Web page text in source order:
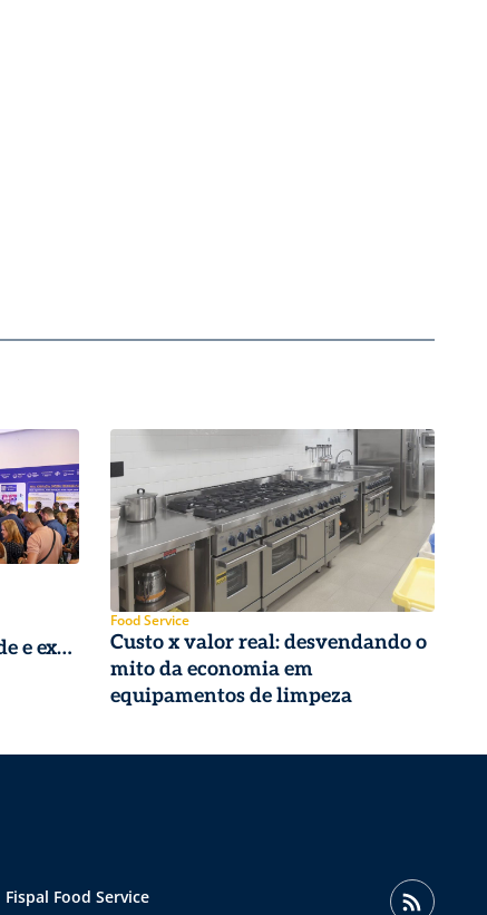
e experiência
Food Service
Custo x valor real: desvendando o
mito da economia em
equipamentos de limpeza
Fispal Food Service